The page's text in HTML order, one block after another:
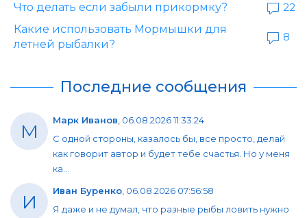
Что делать если забыли прикормку?
22
Какие использовать Мормышки для
летней рыбалки?
8
Последние сообщения
М Марк Иванов, 06.08.2026 11:33:24
С одной стороны, казалось бы, все просто, делай
как говорит автор и будет тебе счастья. Но у меня
ка...
И Иван Буренко, 06.08.2026 07:56:58
Я даже и не думал, что разные рыбы ловить нужно